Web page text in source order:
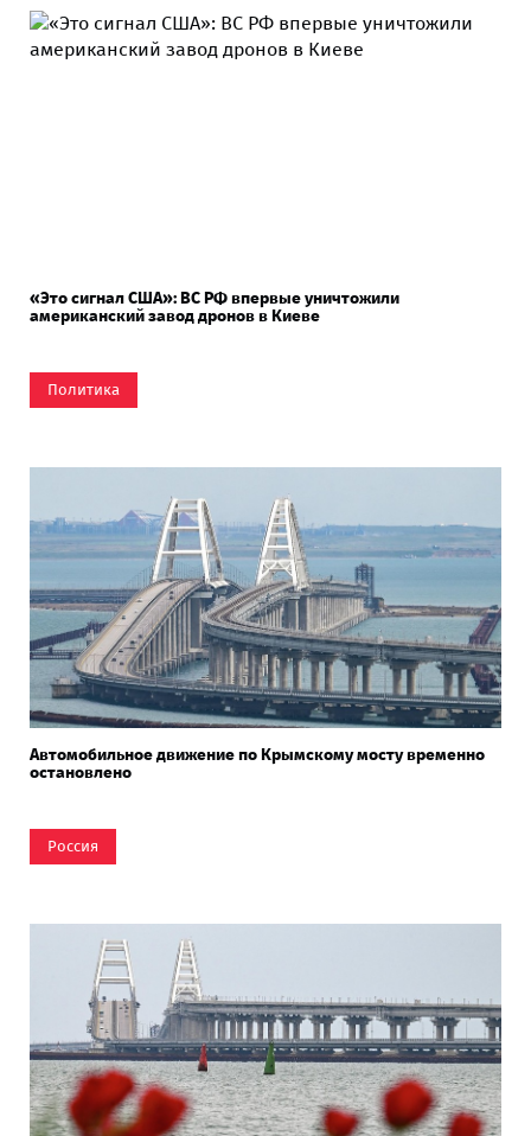
«Это сигнал США»: ВС РФ впервые уничтожили
американский завод дронов в Киеве
Политика
Автомобильное движение по Крымскому мосту временно
остановлено
Россия